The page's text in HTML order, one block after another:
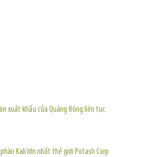
xuất khẩu của Quảng Đông liên tục
Kali lớn nhất thế giới Potash Corp